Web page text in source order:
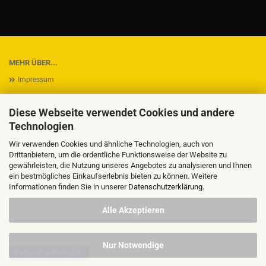
Diese Webseite verwendet Cookies und andere
Technologien
Wir verwenden Cookies und ähnliche Technologien, auch von
Drittanbietern, um die ordentliche Funktionsweise der Website zu
gewährleisten, die Nutzung unseres Angebotes zu analysieren und Ihnen
ein bestmögliches Einkaufserlebnis bieten zu können. Weitere
Informationen finden Sie in unserer Datenschutzerklärung.
Alle Akzeptieren
Nur Notwendige
MEHR ÜBER...
Impressum
Versand- & Zahlungsbedingungen
Widerrufsrecht & Muster-Widerrufsformular
AGB
Privatsphäre und Datenschutz
Callback Service